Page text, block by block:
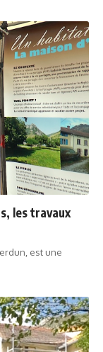
les travaux
est une